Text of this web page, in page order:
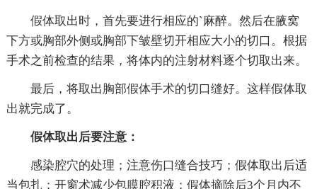
假体取出时，首先要进行相应的`麻醉。然后在腋窝
下方或胸部外侧或胸部下皱壁切开相应大小的切口。根据
手术之前检查的结果，将体内的注射材料逐个切取出来。
最后，将取出胸部假体手术的切口缝好。这样假体取
出就完成了。
假体取出后要注意：
感染腔穴的处理；注意伤口缝合技巧；假体取出后适
当包扎；开窗术减少包膜腔积液；假体摘除后3个月内不